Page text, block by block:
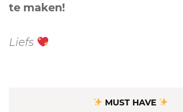
te maken!
Liefs
MUST HAVE